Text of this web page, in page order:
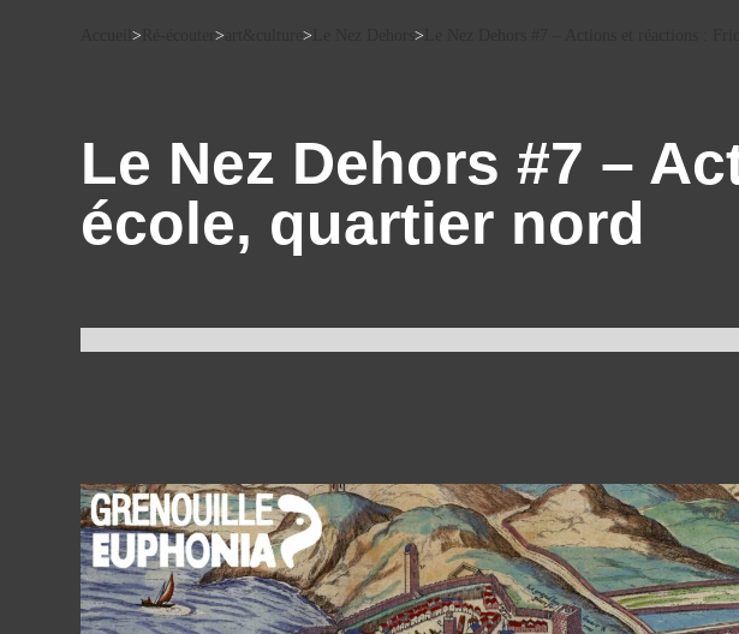
> > > >
Le Nez Dehors #7 –
école, quartier nord